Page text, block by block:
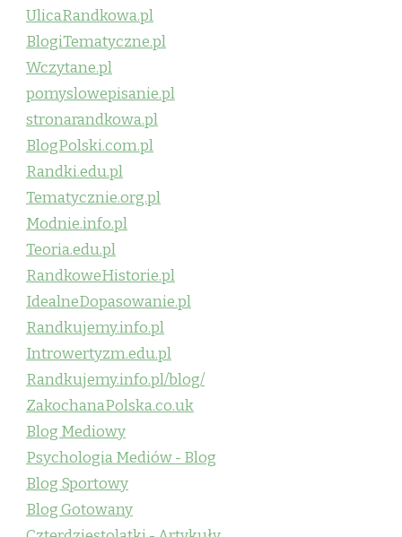
UlicaRandkowa.pl
BlogiTematyczne.pl
Wczytane.pl
pomyslowepisanie.pl
stronarandkowa.pl
BlogPolski.com.pl
Randki.edu.pl
Tematycznie.org.pl
Modnie.info.pl
Teoria.edu.pl
RandkoweHistorie.pl
IdealneDopasowanie.pl
Randkujemy.info.pl
Introwertyzm.edu.pl
Randkujemy.info.pl/blog/
ZakochanaPolska.co.uk
Blog Mediowy
Psychologia Mediów - Blog
Blog Sportowy
Blog Gotowany